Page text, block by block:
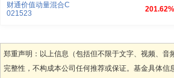
财通价值动量混合C
021523
201.62%
郑重声明：以上信息（包括但不限于文字、视频、
完整性，不构成本公司任何推荐或保证。基金具体